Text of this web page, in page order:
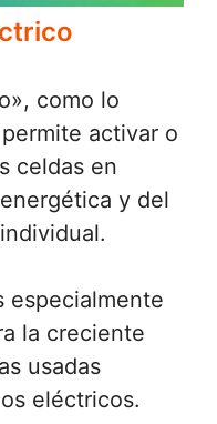
como lo
activar o
celdas en
y del
especialmente
la creciente
usadas
eléctricos.